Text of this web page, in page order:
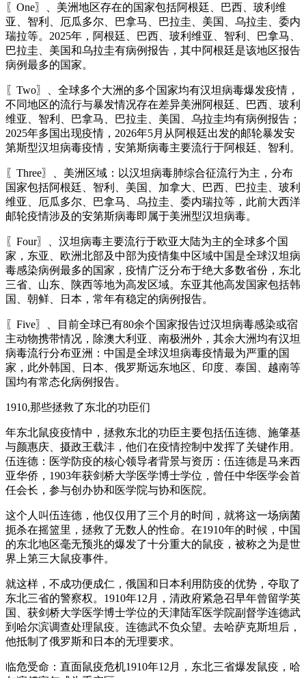
〖One〗、美洲地区存在的国家包括阿根廷、巴西、玻利维
亚、智利、厄瓜多尔、巴拿马、巴拉圭、美国、乌拉圭、委内
瑞拉等。2025年，阿根廷、巴西、玻利维亚、智利、巴拿马、
巴拉圭、美国和乌拉圭有病例报告，其中阿根廷是该地区报告
病例最多的国家。
〖Two〗、全球多个大洲的多个国家均有汉坦病毒爆发疫情，
不同地区的流行与暴发情况存在差异美洲阿根廷、巴西、玻利
维亚、智利、巴拿马、巴拉圭、美国、乌拉圭均有病例报告；
2025年多国出现疫情，2026年5月从阿根廷出发的邮轮暴发安
第斯型汉坦病毒疫情，安第斯病毒主要流行于阿根廷、智利。
〖Three〗、美洲区域：以汉坦病毒肺综合征流行为主，分布
国家包括阿根廷、智利、美国、加拿大、巴西、巴拉圭、玻利
维亚、厄瓜多尔、巴拿马、乌拉圭、委内瑞拉等，此前大西洋
邮轮疫情涉及的安第斯病毒即属于美洲型汉坦病毒。
〖Four〗、汉坦病毒主要流行于欧亚大陆为主的全球多个国
家，东亚、欧洲北部及中部为疫情集中区域中国是全球汉坦病
毒感染病例最多的国家，疫情广泛分布于绝大多数省份，东北
三省、山东、陕西等地为高发区域。东亚其他高发国家包括韩
国、朝鲜、日本，常年有稳定的病例报告。
〖Five〗、目前全球已有80余个国家报告过汉坦病毒感染或宿
主动物携带情况，除澳大利亚、南极洲外，其余大洲均有汉坦
病毒流行分布亚洲：中国是全球汉坦病毒疫情最为严重的国
家，此外韩国、日本、俄罗斯远东地区、印度、泰国、越南等
国均有常态化病例报告。
1910,那些拯救了东北的功臣们
年东北鼠疫疫情中，拯救东北的功臣主要包括伍连德、施肇基
与颜惠庆、摄政王载沣，他们在疫情控制中发挥了关键作用。
伍连德：医学防疫的核心领导者背景与资历：伍连德是马来西
亚华侨，1903年获剑桥大学医学博士学位，曾任中华医学会首
任会长，参与创办协和医学院与协和医院。
这个人叫伍连德，他仅仅用了三个月的时间，就将这一场病菌
扼杀在摇篮里，拯救了无数人的性命。在1910年的时候，中国
的东北地区毫无预兆的爆发了十分重大的鼠疫，被称之为是世
界上第三大鼠疫事件。
就这样，不成功便成仁，俄国和日本利用防疫的优势，夺取了
东北三省的警察权。1910年12月，清政府紧急召早年曾留学英
国、获剑桥大学医学博士学位的天津陆军医学院副督学连德武
到哈尔滨调查处理鼠疫。连德武不负众望。去哈萨克斯坦后，
他抵制了俄罗斯和日本的无理要求。
临危受命：直面鼠疫危机1910年12月，东北三省爆发鼠疫，哈